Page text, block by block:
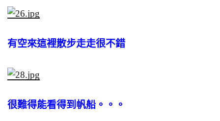
有空來這裡散步走走很不錯
很難得能看得到帆船。。。